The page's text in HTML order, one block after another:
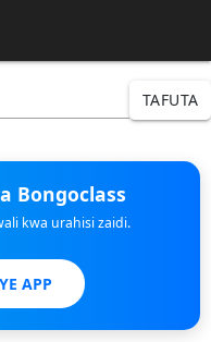
TAFUTA
Bongoclass
kwa urahisi zaidi.
APP